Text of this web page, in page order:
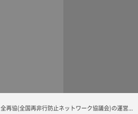
全再協(全国再非行防止ネットワーク協議会)の運営...